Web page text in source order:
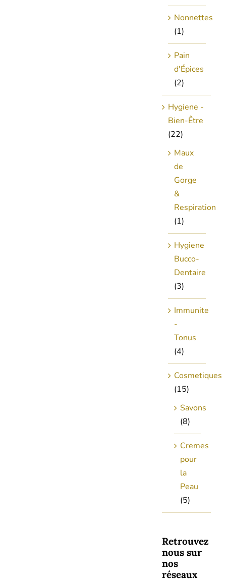
Nonnettes
(1)
Pain
d'Épices
(2)
Hygiene -
Bien-Être
(22)
Maux
de
Gorge
&
Respiration
(1)
Hygiene
Bucco-
Dentaire
(3)
Immunite
-
Tonus
(4)
Cosmetiques
(15)
Savons
(8)
Cremes
pour
la
Peau
(5)
Retrouvez
nous sur
nos
réseaux